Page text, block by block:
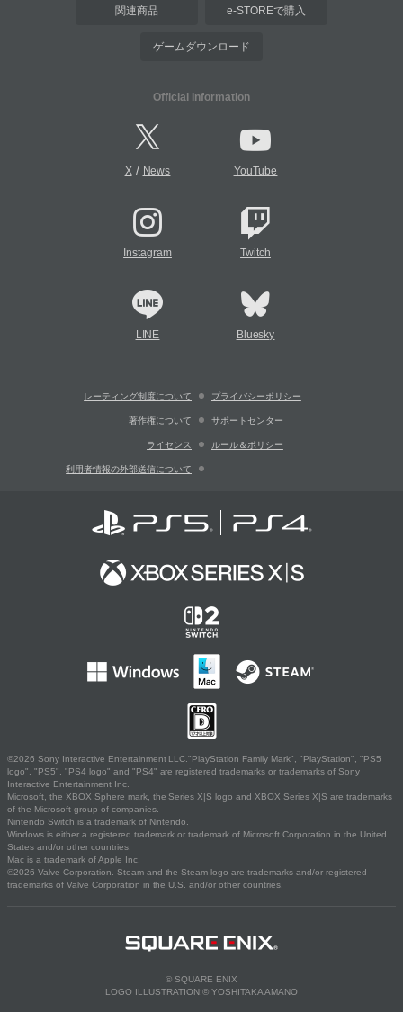
関連商品 e-STOREで購入
ゲームダウンロード
Official Information
X/ News YouTube
Instagram Twitch
LINE Bluesky
レーティング制度について プライバシーポリシー
著作権について サポートセンター
ライセンス ルール＆ポリシー
利用者情報の外部送信について
©2026 Sony Interactive Entertainment LLC."PlayStation Family Mark", "PlayStation", "PS5
logo", "PS5", "PS4 logo" and "PS4" are registered trademarks or trademarks of Sony
Interactive Entertainment Inc.
Microsoft, the XBOX Sphere mark, the Series X|S logo and XBOX Series X|S are trademarks
of the Microsoft group of companies.
Nintendo Switch is a trademark of Nintendo.
Windows is either a registered trademark or trademark of Microsoft Corporation in the United
States and/or other countries.
Mac is a trademark of Apple Inc.
©2026 Valve Corporation. Steam and the Steam logo are trademarks and/or registered
trademarks of Valve Corporation in the U.S. and/or other countries.
© SQUARE ENIX
LOGO ILLUSTRATION:© YOSHITAKA AMANO